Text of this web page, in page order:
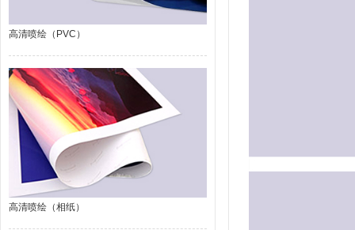
高清喷绘（PVC）
高清喷绘（相纸）